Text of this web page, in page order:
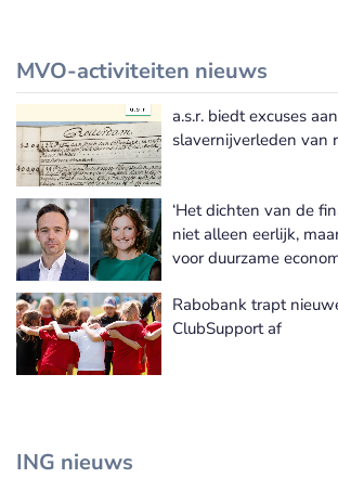
MVO-activiteiten nieuws
Meer
a.s.r. biedt excuses
slavernijverleden van
‘Het dichten van de
niet alleen eerlijk,
voor duurzame
Rabobank trapt
ClubSupport af
ING nieuws